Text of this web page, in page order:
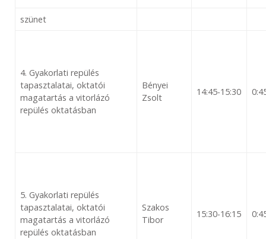
szünet
4. Gyakorlati repülés
tapasztalatai, oktatói
magatartás a vitorlázó
repülés oktatásban
Bényei
Zsolt
14:45-15:30
5. Gyakorlati repülés
tapasztalatai, oktatói
magatartás a vitorlázó
repülés oktatásban
Szakos
Tibor
15:30-16:15